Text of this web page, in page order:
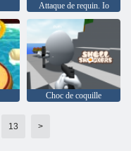
Attaque de requin. Io
Choc de coquille
13 >